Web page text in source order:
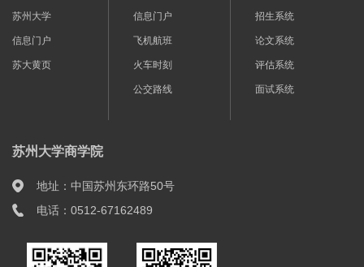
苏州大学
信息门户
苏大黄页
信息门户
飞机航班
火车时刻
公交路线
招生系统
论文系统
评估系统
面试系统
苏州大学商学院
地址：中国苏州东环路50号
电话：0512-67162489